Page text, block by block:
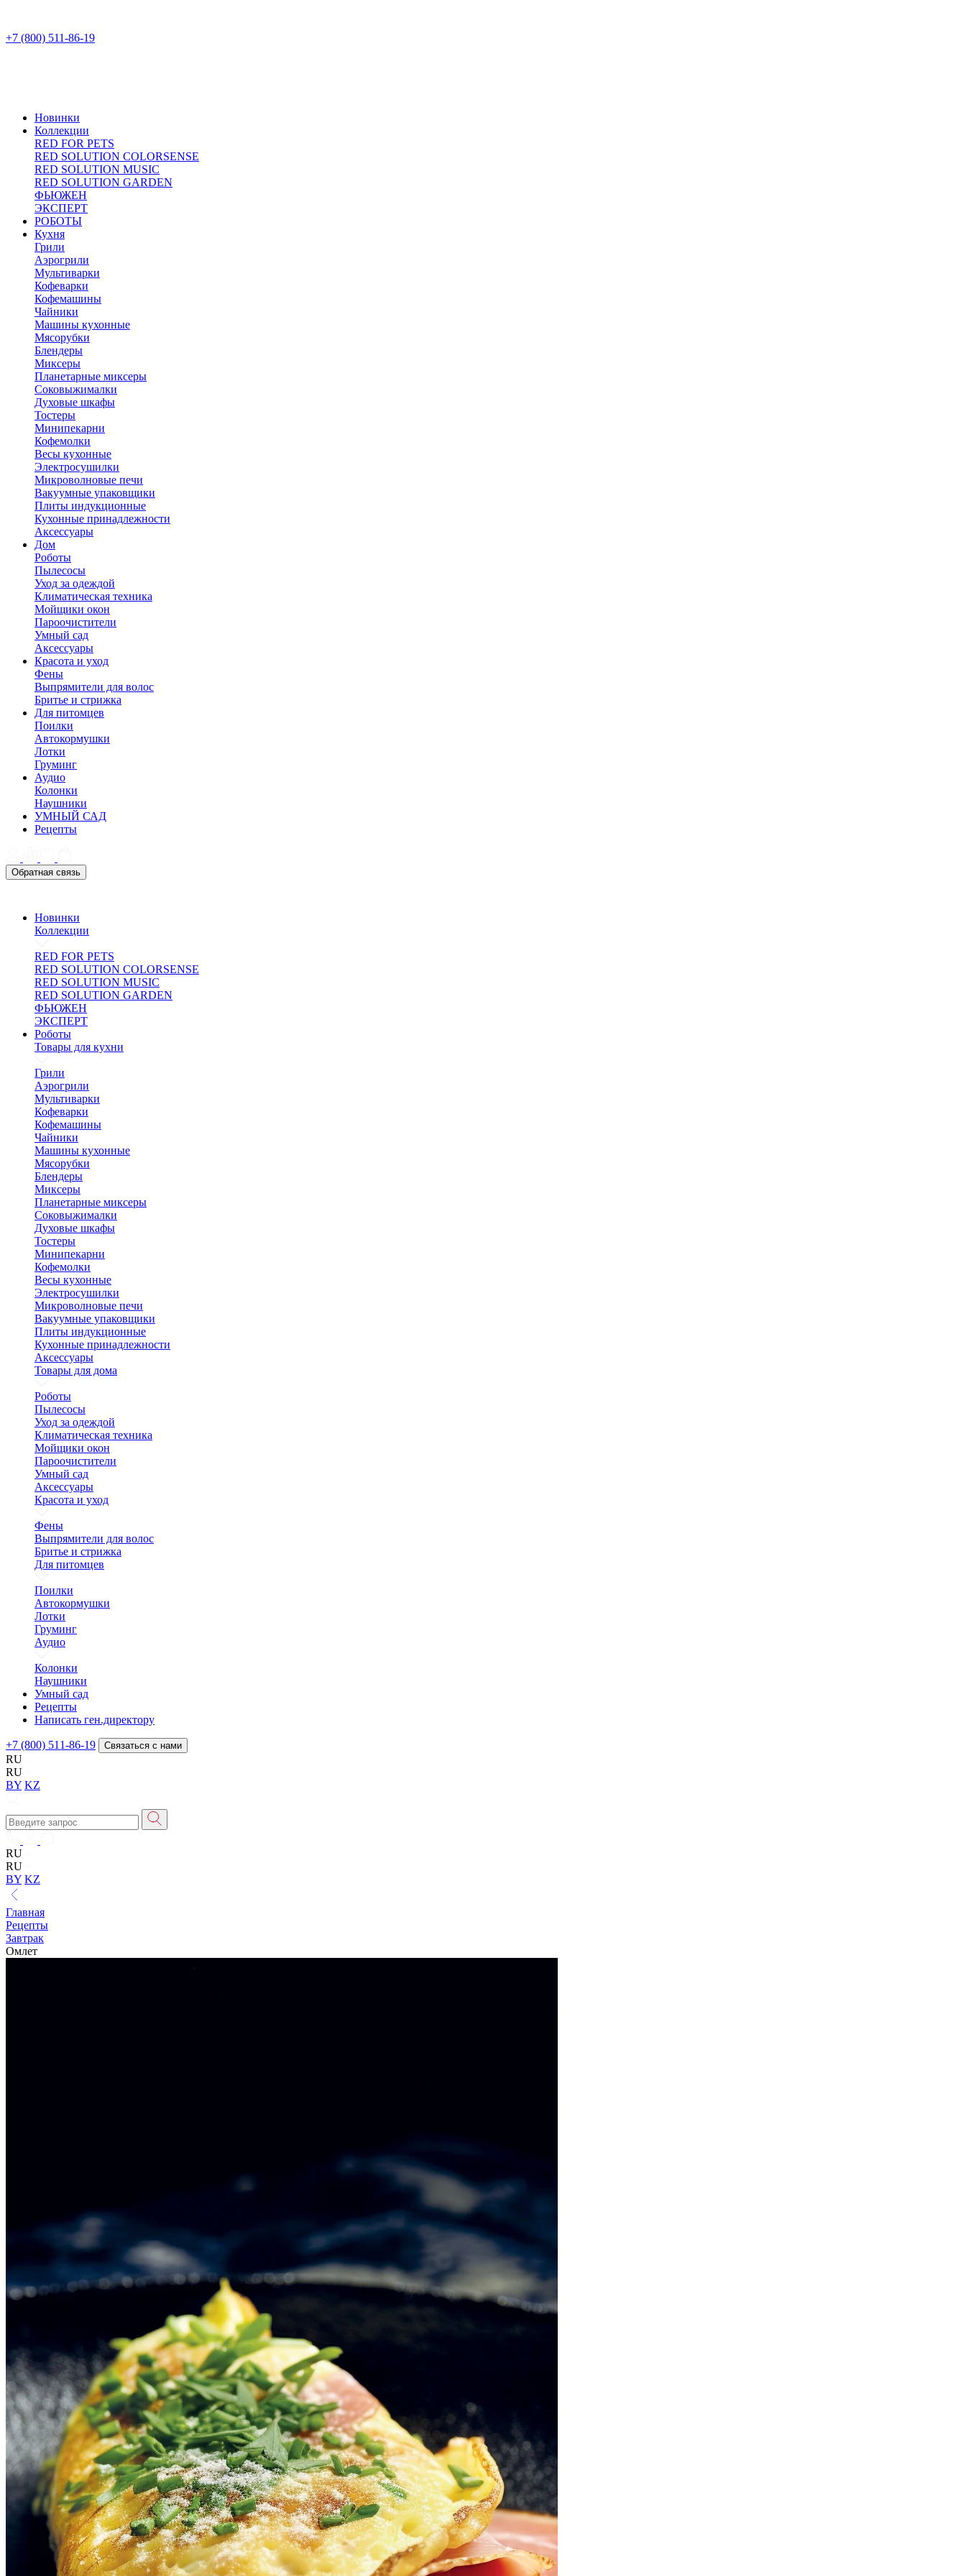
+7 (800) 511-86-19
Новинки
Коллекции
RED FOR PETS
RED SOLUTION COLORSENSE
RED SOLUTION MUSIC
RED SOLUTION GARDEN
ФЬЮЖЕН
ЭКСПЕРТ
РОБОТЫ
Кухня
Грили
Аэрогрили
Мультиварки
Кофеварки
Кофемашины
Чайники
Машины кухонные
Мясорубки
Блендеры
Миксеры
Планетарные миксеры
Соковыжималки
Духовые шкафы
Тостеры
Минипекарни
Кофемолки
Весы кухонные
Электросушилки
Микроволновые печи
Вакуумные упаковщики
Плиты индукционные
Кухонные принадлежности
Аксессуары
Дом
Роботы
Пылесосы
Уход за одеждой
Климатическая техника
Мойщики окон
Пароочистители
Умный сад
Аксессуары
Красота и уход
Фены
Выпрямители для волос
Бритье и стрижка
Для питомцев
Поилки
Автокормушки
Лотки
Груминг
Аудио
Колонки
Наушники
УМНЫЙ САД
Рецепты
Обратная связь
Новинки
Коллекции
RED FOR PETS
RED SOLUTION COLORSENSE
RED SOLUTION MUSIC
RED SOLUTION GARDEN
ФЬЮЖЕН
ЭКСПЕРТ
Роботы
Товары для кухни
Грили
Аэрогрили
Мультиварки
Кофеварки
Кофемашины
Чайники
Машины кухонные
Мясорубки
Блендеры
Миксеры
Планетарные миксеры
Соковыжималки
Духовые шкафы
Тостеры
Минипекарни
Кофемолки
Весы кухонные
Электросушилки
Микроволновые печи
Вакуумные упаковщики
Плиты индукционные
Кухонные принадлежности
Аксессуары
Товары для дома
Роботы
Пылесосы
Уход за одеждой
Климатическая техника
Мойщики окон
Пароочистители
Умный сад
Аксессуары
Красота и уход
Фены
Выпрямители для волос
Бритье и стрижка
Для питомцев
Поилки
Автокормушки
Лотки
Груминг
Аудио
Колонки
Наушники
Умный сад
Рецепты
Написать ген.директору
+7 (800) 511-86-19 Связаться с нами
RU
RU
BY KZ
RU
RU
BY KZ
Главная
Рецепты
Завтрак
Омлет